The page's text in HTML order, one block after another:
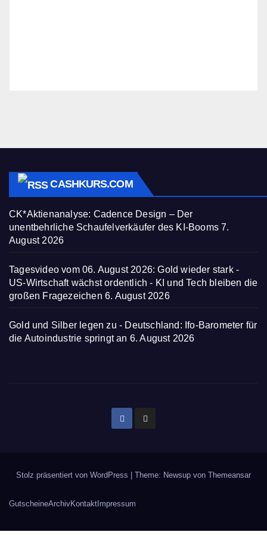
CASHKURS.COM
CK*Aktienanalyse: Cadence Design – Der
unentbehrliche Schaufelverkäufer des KI-Booms 7.
August 2026
Tagesvideo vom 06. August 2026: Gold wieder stark -
US-Wirtschaft wächst ordentlich - KI und Tech bleiben die
großen Fragezeichen 6. August 2026
Gold und Silber legen zu - Deutschland: Ifo-Barometer für
die Autoindustrie springt an 6. August 2026
Stolz präsentiert von WordPress Theme: Newsup von Themeansar
GutscheineArchivKontakt Impressum